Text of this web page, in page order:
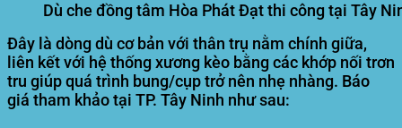
Dù che đồng tâm Hòa Phát Đạt thi công tại Tây
Đây là dòng dù cơ bản với thân trụ nằm chính giữa,
liên kết với hệ thống xương kèo bằng các khớp nối trơn
tru giúp quá trình bung/cụp trở nên nhẹ nhàng. Báo
giá tham khảo tại TP. Tây Ninh như sau: